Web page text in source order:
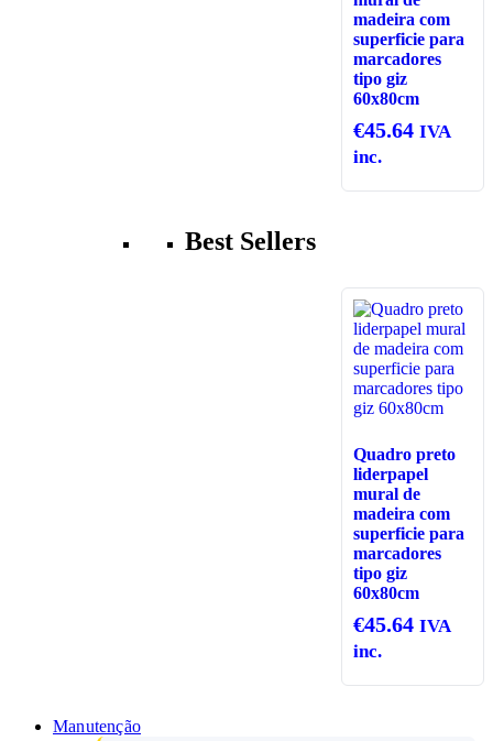
madeira com
superficie para
marcadores
tipo giz
60x80cm
€45.64 IVA
inc.
Best Sellers
Quadro preto
liderpapel
mural de
madeira com
superficie para
marcadores
tipo giz
60x80cm
€45.64 IVA
inc.
Manutenção